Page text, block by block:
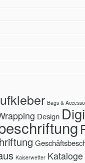
Bags &
Design
Kaiserwetter Kataloge